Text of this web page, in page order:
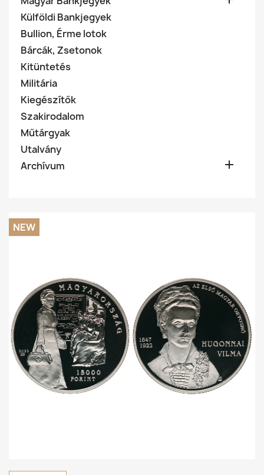
Külföldi Bankjegyek
Bullion, Érme lotok
Bárcák, Zsetonok
Kitüntetés
Militária
Kiegészítők
Szakirodalom
Műtárgyak
Utalvány
Archívum

NEW